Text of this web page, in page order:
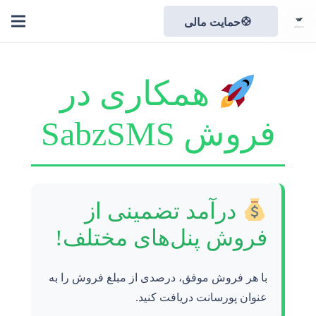
supportحمایت مالی
همکاری در
فروش SabzSMS
درآمد تضمینی از
فروش پنل‌های مختلف!
با هر فروش موفق، درصدی از مبلغ فروش را به
عنوان پورسانت دریافت کنید.